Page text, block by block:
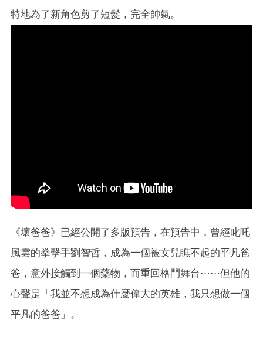
特地為了新角色剪了短髮，完全帥氣。
《壞爸爸》已經公開了多版預告，在預告中，曾經叱吒
風雲的拳擊手劉智哲，成為一個被女兒瞧不起的平凡爸
爸，意外接觸到一個藥物，而重回格鬥舞台⋯⋯但他的
心聲是「我並不想成為什麼偉大的英雄，我只想做一個
平凡的爸爸」。